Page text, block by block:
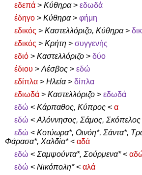
εδεπά > Κύθηρα> εδωδά
έδηγο > Κύθηρα> φήμη
εδικός > Καστελλόριζο, Κύθηρα>
εδικός > Κρήτη > συγγενής
εδιό > Καστελλόριζο > δύο
έδιου >Λέσβος > εδώ
εδίπλα > Ηλεία> δίπλα
εδιωδά > Καστελλόριζο > εδωδά
εδώ < Κάρπαθος, Κύπρος < α
εδώ <Αλόννησος, Σάμος, Σκόπελος
εδώ < Κοτύωρα*, Οινόη*, Σάντα*,
Φάρασα*, Χαλδία*< αδά
εδώ < Σαμψούντα*, Σούρμενα*<
εδώ < Νικόπολη*< αλά